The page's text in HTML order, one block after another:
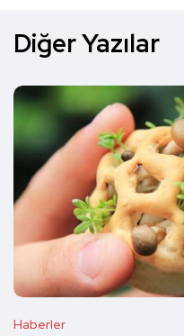
Diğer Yazılar
Haberler